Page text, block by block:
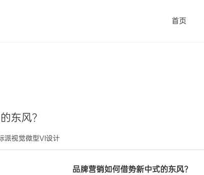
首页
东风？
视觉微型VI设计
品牌营销如何借势新中式的东风？